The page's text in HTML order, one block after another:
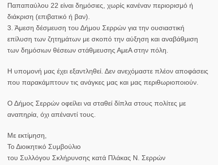
Παπαπαύλου 22 είναι δημόσιες, χωρίς κανέναν περιορισμό ή
διάκριση (επιβατικό ή βαν).
3. Άμεση δέσμευση του Δήμου Σερρών για την ουσιαστική
επίλυση των ζητημάτων με σκοπό την αύξηση και αναβάθμιση
των δημόσιων θέσεων στάθμευσης ΑμεΑ στην πόλη.
Η υπομονή μας έχει εξαντληθεί. Δεν ανεχόμαστε πλέον αποφάσεις
που παρακάμπτουν τις ανάγκες μας και μας περιθωριοποιούν.
Ο Δήμος Σερρών οφείλει να σταθεί δίπλα στους πολίτες με
αναπηρία, όχι απέναντί τους.
Με εκτίμηση,
Το Διοικητικό Συμβούλιο
του Συλλόγου Σκλήρυνσης κατά Πλάκας Ν. Σερρών